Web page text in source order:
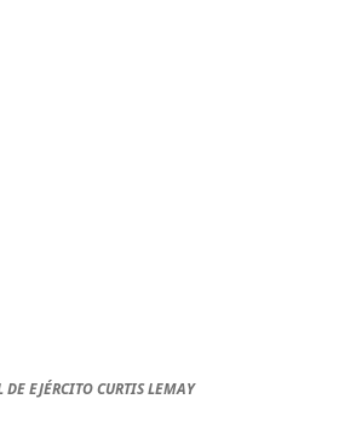
DE EJÉRCITO CURTIS LEMAY